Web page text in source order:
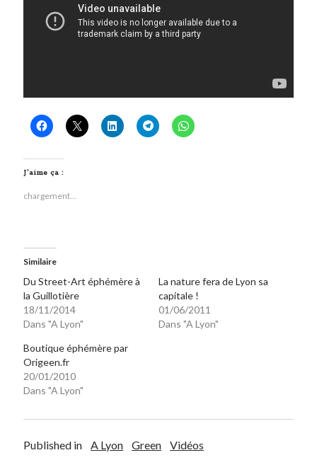
Comment j’ai opéré ma vélorution toute personnelle
Anthony dans
Comment j’ai opéré ma vélorution toute personnelle
Comment j’ai opéré ma vélorution toute
A Lyon
Engagé
Humeur
Lectures
Lyon
Lyon à Livre Ouvert
Mini-monsieur
Parole de Follower
Patchwork
Photos
Proust
Sorties cuculturelles
J’aime ça :
chargement…
Similaire
Du Street-Art éphémère à
la Guillotière
18/11/2014
Dans "A Lyon"
La nature fera de Lyon sa
capitale !
01/06/2011
Dans "A Lyon"
Boutique éphémère par
Origeen.fr
20/01/2010
Dans "A Lyon"
Published in A Lyon Green Vidéos